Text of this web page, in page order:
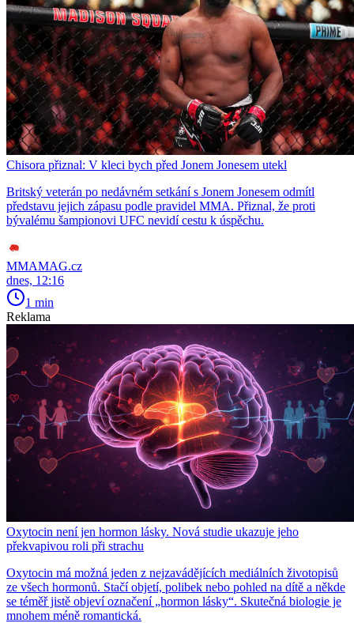
Chisora přiznal: V kleci bych před Jonem Jonesem utekl
Britský veterán po nedávném setkání s Jonem Jonesem odmítl
představu jejich zápasu podle pravidel MMA. Přiznal, že proti
bývalému šampionovi UFC nevidí cestu k úspěchu.
MMAMAG.cz
dnes, 12:16
1 min
Reklama
Oxytocin není jen hormon lásky. Nová studie ukazuje jeho
překvapivou roli při strachu
Oxytocin má možná jeden z nejzavádějících mediálních životopisů
ze všech hormonů. Stačí objetí, polibek nebo pohled na dítě a někde
se téměř jistě objeví označení „hormon lásky“. Skutečná biologie je
mnohem méně romantická.